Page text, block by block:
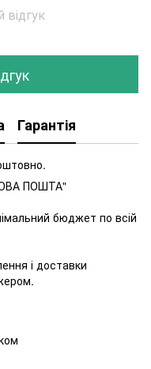
Гарантія
ПОШТА"
бюджет по всій
і доставки